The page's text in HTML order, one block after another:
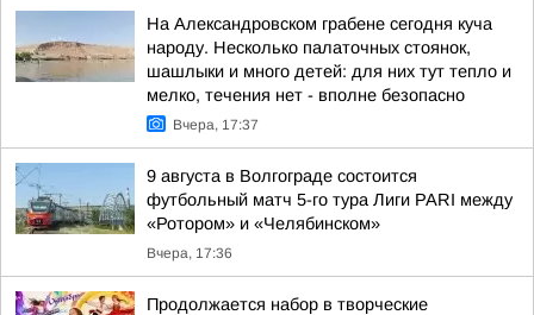
На Александровском грабене сегодня куча
народу. Несколько палаточных стоянок,
шашлыки и много детей: для них тут тепло и
мелко, течения нет - вполне безопасно
Вчера, 17:37
9 августа в Волгограде состоится
футбольный матч 5-го тура Лиги PARI между
«Ротором» и «Челябинском»
Вчера, 17:36
Продолжается набор в творческие